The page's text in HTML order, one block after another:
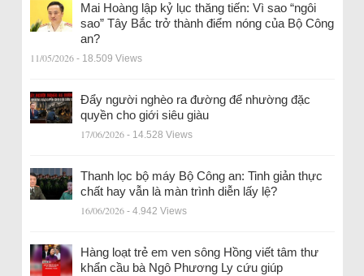
Mai Hoàng lập kỷ lục thăng tiến: Vì sao “ngôi
sao” Tây Bắc trở thành điểm nóng của Bộ Công
an?
11/05/2026 - 18.509 Views
Đẩy người nghèo ra đường để nhường đặc
quyền cho giới siêu giàu
17/06/2026 - 14.528 Views
Thanh lọc bộ máy Bộ Công an: Tinh giản thực
chất hay vẫn là màn trình diễn lấy lệ?
16/06/2026 - 4.942 Views
Hàng loạt trẻ em ven sông Hồng viết tâm thư
khẩn cầu bà Ngô Phương Ly cứu giúp